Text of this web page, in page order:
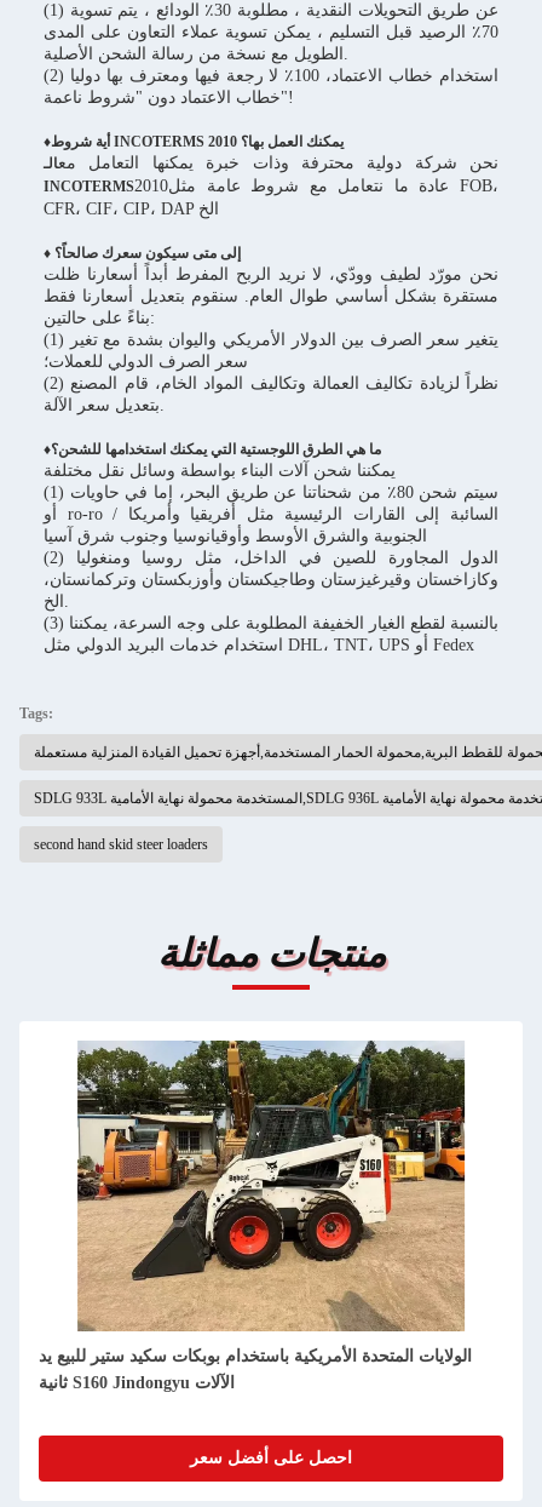
(1) عن طريق التحويلات النقدية ، مطلوبة 30٪ الودائع ، يتم تسوية
70٪ الرصيد قبل التسليم ، يمكن تسوية عملاء التعاون على المدى
الطويل مع نسخة من رسالة الشحن الأصلية.
(2) استخدام خطاب الاعتماد، 100٪ لا رجعة فيها ومعترف بها دوليا
خطاب الاعتماد دون "شروط ناعمة"!
♦أية شروط INCOTERMS 2010 يمكنك العمل بها؟
نحن شركة دولية محترفة وذات خبرة يمكنها التعامل معالـ
INCOTERMS2010عادة ما نتعامل مع شروط عامة مثل FOB،
CFR، CIF، CIP، DAP الخ
♦ إلى متى سيكون سعرك صالحاً؟
نحن مورّد لطيف وودّي، لا نريد الربح المفرط أبداً أسعارنا ظلت
مستقرة بشكل أساسي طوال العام. سنقوم بتعديل أسعارنا فقط
بناءً على حالتين:
(1) يتغير سعر الصرف بين الدولار الأمريكي واليوان بشدة مع تغير
سعر الصرف الدولي للعملات؛
(2) نظراً لزيادة تكاليف العمالة وتكاليف المواد الخام، قام المصنع
بتعديل سعر الآلة.
♦ما هي الطرق اللوجستية التي يمكنك استخدامها للشحن؟
يمكننا شحن آلات البناء بواسطة وسائل نقل مختلفة
(1) سيتم شحن 80٪ من شحناتنا عن طريق البحر، إما في حاويات
أو ro-ro / السائبة إلى القارات الرئيسية مثل أفريقيا وأمريكا
الجنوبية والشرق الأوسط وأوقيانوسيا وجنوب شرق آسيا
(2) الدول المجاورة للصين في الداخل، مثل روسيا ومنغوليا
وكازاخستان وقيرغيزستان وطاجيكستان وأوزبكستان وتركمانستان،
الخ.
(3) بالنسبة لقطع الغيار الخفيفة المطلوبة على وجه السرعة، يمكننا
استخدام خدمات البريد الدولي مثل DHL، TNT، UPS أو Fedex
Tags:
للقطط البرية,محمولة الحمار المستخدمة,أجهزة تحميل القيادة المنزلية مستعملة
second hand skid steer loaders
منتجات مماثلة
الولايات المتحدة الأمريكية للبيع من يد ثانية
احصل على أفضل سعر